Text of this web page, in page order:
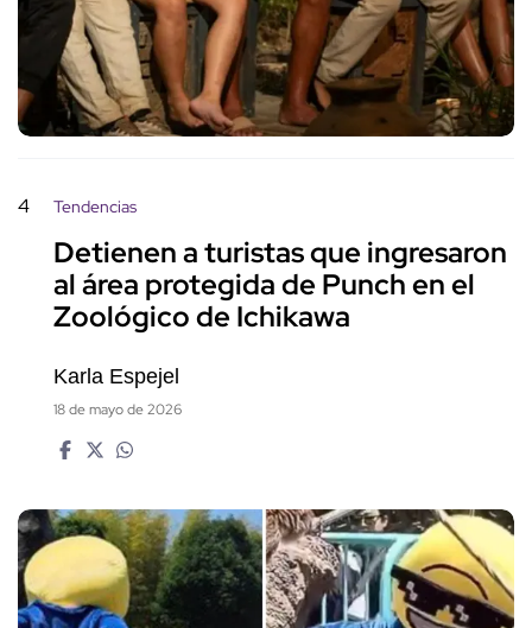
4 Tendencias
Detienen a turistas que ingresaron
al área protegida de Punch en el
Zoológico de Ichikawa
Karla Espejel
18 de mayo de 2026